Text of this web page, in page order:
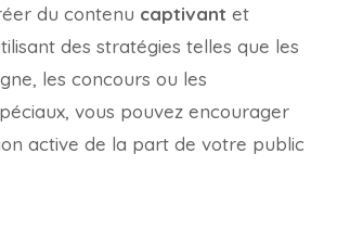
du contenu captivant et
des stratégies telles que les
les concours ou les
vous pouvez encourager
active de la part de votre public